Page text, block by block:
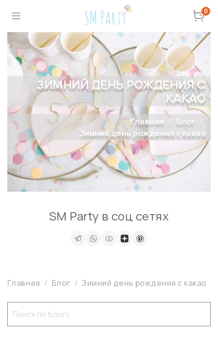
0
ЗИМНИЙ ДЕНЬ РОЖДЕНИЯ С
КАКАО
Главная
Блог
Зимний день рождения с какао
Главная Блог Зимний день рождения с какао
SM Party в соц сетях